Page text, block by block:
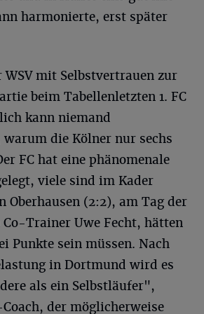
harmonierte, erst später
WSV mit Selbstvertrauen zur
beim Tabellenletzten 1. FC
kann niemand
die Kölner nur sechs
FC hat eine phänomenale
viele sind im Kader
Oberhausen (2:2), am Tag der
Co-Trainer Uwe Fecht, hätten
Punkte sein müssen. Nach
in Dortmund wird es
als ein Selbstläufer",
der möglicherweise